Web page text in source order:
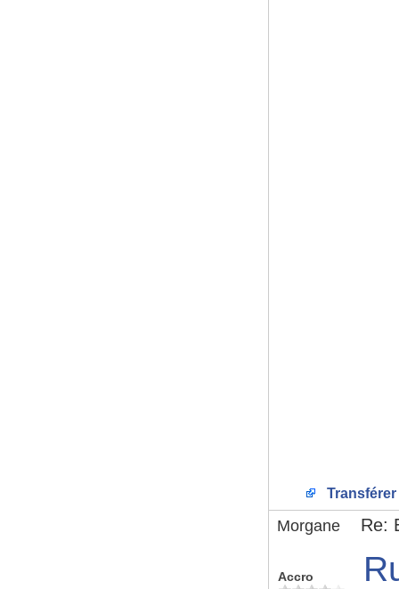
Transférer
Morgane Re:
Accro